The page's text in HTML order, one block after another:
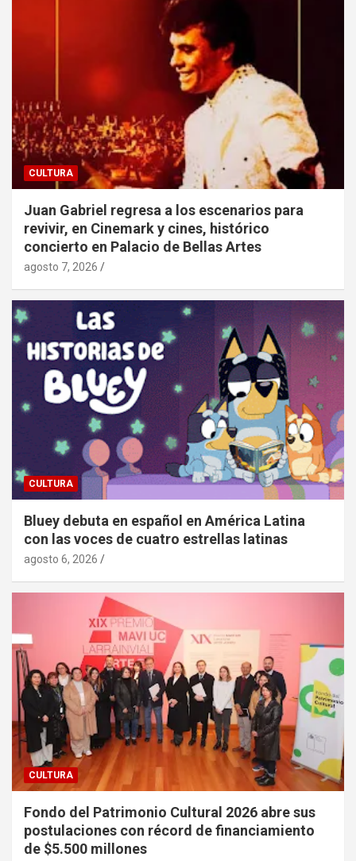
CULTURA
Juan Gabriel regresa a los escenarios para
revivir, en Cinemark y cines, histórico
concierto en Palacio de Bellas Artes
agosto 7, 2026
CULTURA
Bluey debuta en español en América Latina
con las voces de cuatro estrellas latinas
agosto 6, 2026
CULTURA
Fondo del Patrimonio Cultural 2026 abre sus
postulaciones con récord de financiamiento
de $5.500 millones